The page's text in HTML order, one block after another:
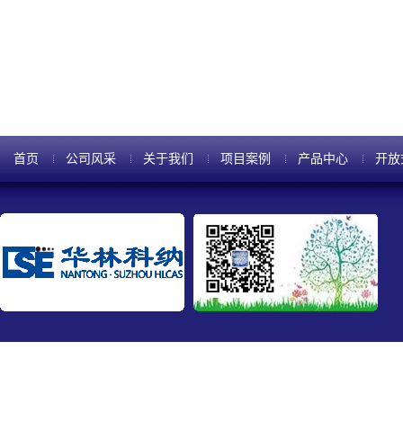
首页 公司风采 关于我们 项目案例 产品中心 开放